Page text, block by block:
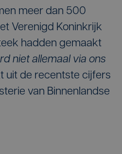
meer dan 500
Verenigd Koninkrijk
hadden gemaakt
niet allemaal via ons
uit de recentste cijfers
van Binnenlandse